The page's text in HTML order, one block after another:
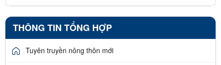
THÔNG TIN TỔNG HỢP
Tuyên truyền nông thôn mới